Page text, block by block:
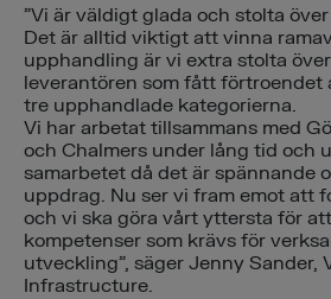
”Vi är väldigt glada och stolta
Det är alltid viktigt att vinna
upphandling är vi extra stolta
leverantören som fått förtroendet
tre upphandlade kategorierna.
Vi har arbetat tillsammans med
och Chalmers under lång tid och
samarbetet då det är spännande
uppdrag. Nu ser vi fram emot att
och vi ska göra vårt yttersta för
kompetenser som krävs för
utveckling”, säger Jenny Sander,
Infrastructure.